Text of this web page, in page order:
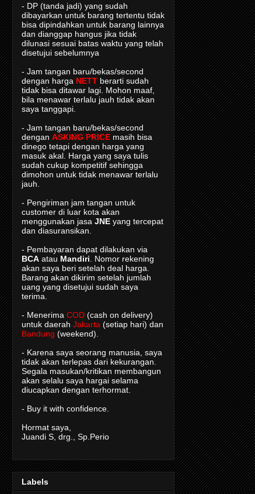
- DP (tanda jadi) yang sudah
dibayarkan untuk barang tertentu tidak
bisa dipindahkan untuk barang lainnya
dan dianggap hangus jika tidak
dilunasi sesuai batas waktu yang telah
disetujui sebelumnya
- Jam tangan baru/bekas/second
dengan harga NETT berarti sudah
tidak bisa ditawar lagi. Mohon maaf,
bila menawar terlalu jauh tidak akan
saya tanggapi.
- Jam tangan baru/bekas/second
dengan ASKING PRICE masih bisa
dinego tetapi dengan harga yang
masuk akal. Harga yang saya tulis
sudah cukup kompetitif sehingga
dimohon untuk tidak menawar terlalu
jauh.
- Pengiriman jam tangan untuk
customer di luar kota akan
menggunakan jasa JNE yang tercepat
dan diasuransikan.
- Pembayaran dapat dilakukan via
BCA atau Mandiri . Nomor rekening
akan saya beri setelah deal harga.
Barang akan dikirim setelah jumlah
uang yang disetujui sudah saya
terima.
- Menerima COD (cash on delivery)
untuk daerah Jakarta (setiap hari) dan
Bandung (weekend).
- Karena saya seorang manusia, saya
tidak akan terlepas dari kekurangan.
Segala masukan/kritikan membangun
akan selalu saya hargai selama
diucapkan dengan terhormat.
- Buy it with confidence.
Hormat saya,
Juandi S, drg., Sp.Perio
Labels